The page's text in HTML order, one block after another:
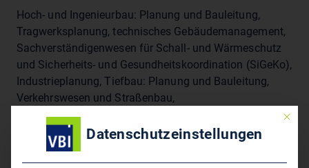
Hoch- und Ingenieurbau: Planung und Bauleitung,
Tragwerksplanung, technisches Gebäudemanagement,
Sachverständigenwesen für Schall- und Wärmeschutz
und Sicherheits- und Gesundheitskoordination (SiGeKo),
Industrieplanung, Tiefbau: Planung und Bauleitung,
Verkehrswesen und Straßenbau,
Siedlungswasserwirtschaft, Wasserbau,
Ingenieurvermessung, Städtebau und Bauleitplanung:
Konzeption, Bebauungs- und Flächennutzungspläne,
Vorhaben und Erschließungspläne, Satzungen,
Mit
Datenschutzeinstellungen